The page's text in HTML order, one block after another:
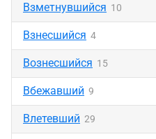
Взметнувшийся 10
Взнесшийся 4
Вознесшийся 15
Вбежавший 9
Влетевший 29